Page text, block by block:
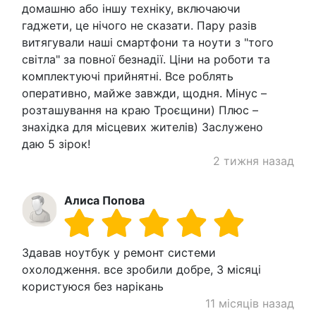
домашню або іншу техніку, включаючи
гаджети, це нічого не сказати. Пару разів
витягували наші смартфони та ноути з "того
світла" за повної безнадії. Ціни на роботи та
комплектуючі прийнятні. Все роблять
оперативно, майже завжди, щодня. Мінус –
розташування на краю Троєщини) Плюс –
знахідка для місцевих жителів) Заслужено
даю 5 зірок!
2 тижня назад
Алиса Попова
Здавав ноутбук у ремонт системи
охолодження. все зробили добре, 3 місяці
користуюся без нарікань
11 місяців назад